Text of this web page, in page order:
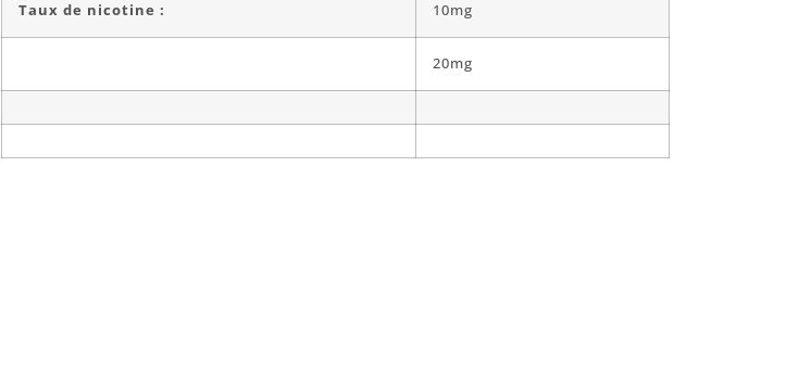
Taux de nicotine : 10mg
20mg